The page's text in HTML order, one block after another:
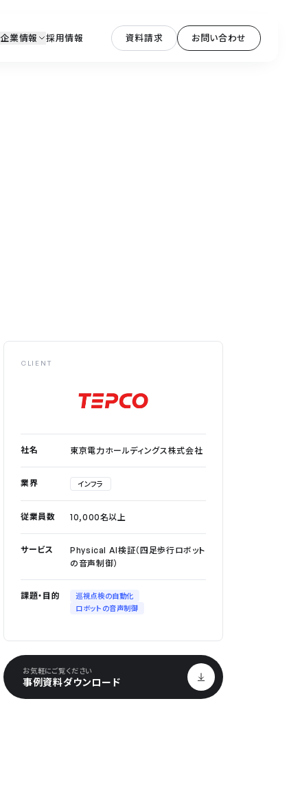
企業情報 採用情報 資料請求 お問い合わせ
CLIENT
社名 東京電力ホールディングス株式会社
業界 インフラ
従業員数 10,000名以上
サービス
Physical AI検証（四足歩行ロボット
の音声制御）
課題・目的
巡視点検の自動化
ロボットの音声制御
お気軽にご覧ください
事例資料ダウンロード